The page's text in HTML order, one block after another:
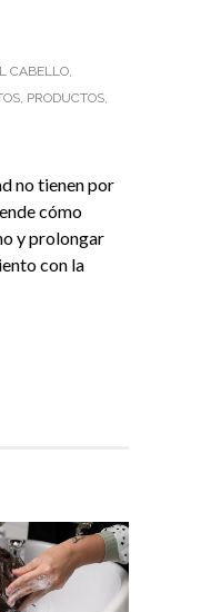
CABELLO,
, PRODUCTOS,
no tienen por
cómo
y prolongar
con la